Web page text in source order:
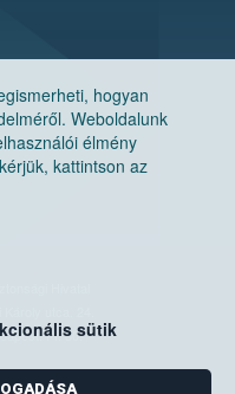
hogyan
Weboldalunk
élmény
kattintson az
sütik
Hivatal
Pf. 30.